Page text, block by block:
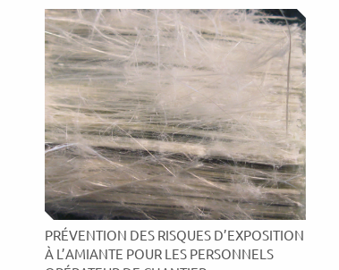
PRÉVENTION DES RISQUES D’EXPOSITION
À L’AMIANTE POUR LES PERSONNELS